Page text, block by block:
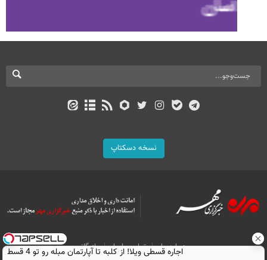
نسخه دسکتاپ
درباره ما تماس با ما
بازرگانی
اجاره‌ قسطی ویلا! از کلبه تا آپارتمان مبله رو تو 4 قسط